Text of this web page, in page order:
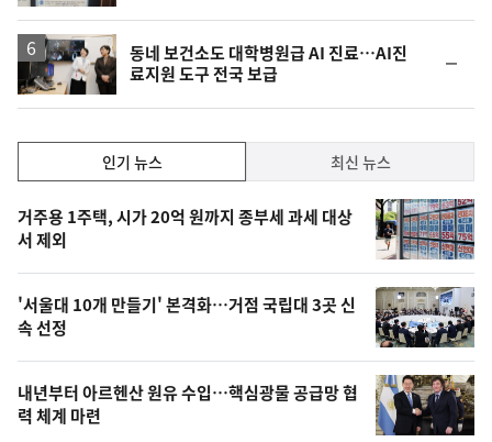
하
동네 보건소도 대학병원급 AI 진료…AI진
료지원 도구 전국 보급
일
인
기,
최
신,
오
늘
의
영
상
인기 뉴스 최신 뉴스
인
기
뉴
스
거주용 1주택, 시가 20억 원까지 종부세 과세 대상
서 제외
'서울대 10개 만들기' 본격화…거점 국립대 3곳 신
속 선정
내년부터 아르헨산 원유 수입…핵심광물 공급망 협
력 체계 마련